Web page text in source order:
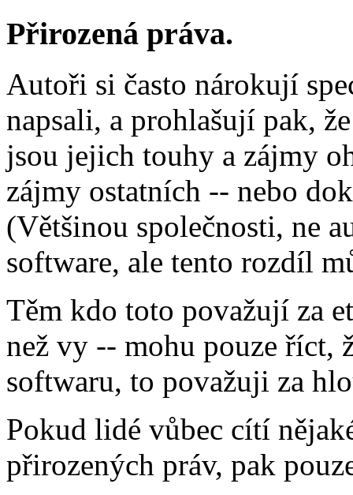
Přirozená práva.
Autoři si často nárokují
napsali, a prohlašují pak,
jsou jejich touhy a zájmy
zájmy ostatních -- nebo
(Většinou společnosti, ne
software, ale tento rozdíl
Těm kdo toto považují za
než vy -- mohu pouze říct,
softwaru, to považuji za
Pokud lidé vůbec cítí
přirozených práv, pak